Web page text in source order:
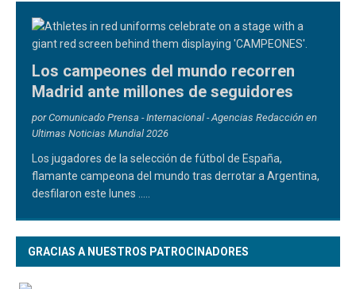
Los campeones del mundo recorren
Madrid ante millones de seguidores
por Comunicado Prensa - Internacional - Agencias Redacción en
Ultimas Noticias Mundial 2026
Los jugadores de la selección de fútbol de España,
flamante campeona del mundo tras derrotar a Argentina,
desfilaron este lunes
GRACIAS A NUESTROS PATROCINADORES